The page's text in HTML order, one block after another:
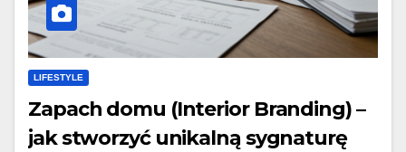
LIFESTYLE
Zapach domu (Interior Branding) –
jak stworzyć unikalną sygnaturę